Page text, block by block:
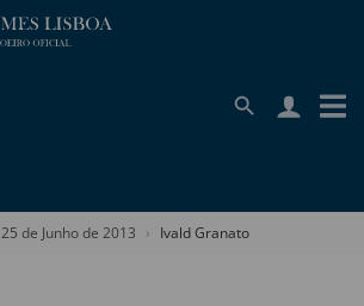
25 de Junho de 2013 Ivald Granato